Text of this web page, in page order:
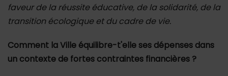
faveur de la réussite éducative, de la solidarité, de la
transition écologique et du cadre de vie.
Comment la Ville équilibre-t'elle ses dépenses dans
un contexte de fortes contraintes financières ?